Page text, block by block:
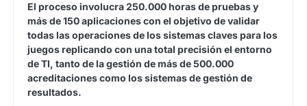
El proceso involucra 250.000 horas de pruebas y
más de 150 aplicaciones con el objetivo de validar
todas las operaciones de los sistemas claves para los
juegos replicando con una total precisión el entorno
de TI, tanto de la gestión de más de 500.000
acreditaciones como los sistemas de gestión de
resultados.